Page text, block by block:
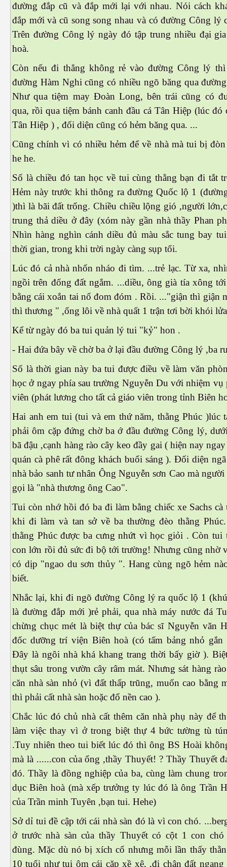
đường đắp cũ và đắp mới lại với nhau. Nói cách
đắp mới và cũ song song nhau và có đường Công lý
Trên đường Công lý ngày đó tập trung nhiều đại
hoà.
Còn nếu đi thẳng không rẻ vào đường Công lý thì
đường Hàm Nghi cũng có nhiều ngõ băng qua
Như qua tiệm may Đoàn Long, bên trái cũng có
qua, rồi qua tiệm bánh canh đầu cá Tân Hiệp (lúc đó
Tân Hiệp ) , đối diện cũng có hẻm băng qua. ...
Cũng chính vì có nhiều hẻm để về nhà mà tui bị
he he.
Số là chiều đó tan học về tui cùng thằng bạn đi tắt
Hẻm này trước khi thông ra đường Quốc lộ 1
)thì là bãi đất trống. Chiều chiều lộng gió ,người
trung thả diều ở đây (xóm này gần nhà thầy Phan
Nhìn hàng nghìn cánh diều đủ màu sắc tung bay
thời gian, trong khi trời ngày càng sụp tối.
Lúc đó cả nhà nhốn nháo đi tìm. ...trẻ lạc. Từ xa,
ngồi trên đống đất ngắm. ...diều, ông già tía xông
bằng cái xoắn tai nổ đom đóm . Rồi. ..."giận thì giận
thì thương " ,ổng lôi về nhà quất 1 trận tơi bời khói
Kể từ ngày đó ba tui quản lý tui "kỷ" hon .
- Hai đứa bây về chờ ba ở lại đầu đường Công lý ,ba
Số là thời gian này ba tui được điều về làm văn
học ở ngay phía sau trường Nguyễn Du với nhiệm vụ
viên (phát lương cho tất cả giáo viên trong tỉnh Biên
Hai anh em tui (tui và em thứ năm, thằng Phúc )lúc
phải ôm cặp đứng chờ ba ớ đầu đường Công lý,
bã đậu ,cạnh hàng rào cây keo đầy gai ( hiện nay
quán cà phê rất đông khách buổi sáng ). Đối diện
nhà bảo sanh tư nhân Ông Nguyễn sơn Cao mà
gọi là "nhà thương ông Cao".
Tui còn nhớ hồi đó ba đi làm bằng chiếc xe Sachs
khi đi làm và tan sở về ba thường đèo thằng
thằng Phúc được ba cưng nhứt vì học giỏi . Còn tui
con lớn rồi đủ sức đi bộ tới trường! Nhưng cũng nhờ
có dịp "ngao du sơn thủy ". Hang cùng ngõ hẻm
biết.
Nhắc lại, khi đi ngõ đường Công lý ra quốc lộ 1
là đường đắp mới )rẻ phải, qua nhà máy nước đá
chừng chục mét là biệt thự của bác sĩ Nguyễn văn
đốc dưỡng trí viện Biên hoà (có tấm bảng nhỏ
Đây là ngôi nhà khá khang trang thời bấy giờ ).
thụt sâu trong vườn cây râm mát. Nhưng sát hàng
căn nhà sàn nhỏ (vì đất thấp trũng, muốn cao bằng
thì phải cất nhà sàn hoặc đổ nền cao ).
Chắc lúc đó chủ nhà cất thêm căn nhà phụ này để
làm việc thay vì ở trong biệt thự 4 bức tường tù
.Tuy nhiên theo tui biết lúc đó thì ông BS Hoài
mà là ......con của ổng ,thầy Thuyết! ?Thầy Thuyết
đó. Thầy là đồng nghiệp của ba, cùng làm chung
dục Biên hoà (mà xếp trưởng ty lúc đó là ông Trần
của Trần minh Tuyên ,bạn tui. Hehe)
Sở dỉ tui đề cập tới cái nhà sàn đó là vì con chó.
ở trước nhà sàn của thầy Thuyết có cột 1 con chó
đùng. Mặc dù nó bị xích cổ nhưng mỗi lần thấy
10 tuổi như tui ôm cái cặp xề xệ, ,đi chân đất ngang
tại Anh